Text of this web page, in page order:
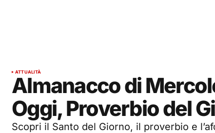
ATTUALITÀ
Almanacco di
Oggi, Proverbio del
Scopri il Santo del Giorno, il proverbio e